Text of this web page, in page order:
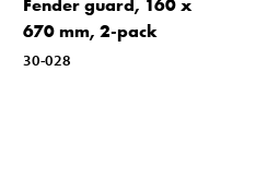
Fender guard, 160 x
670 mm, 2-pack
30-028